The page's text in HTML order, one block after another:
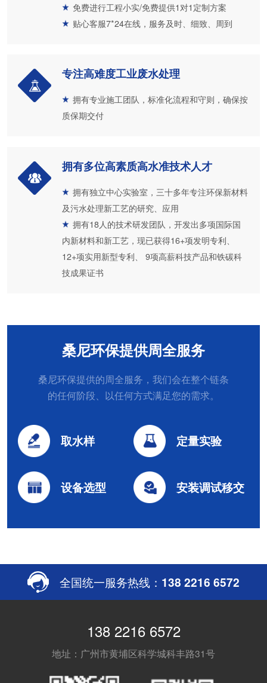
免费进行工程小实/免费提供1对1定制方案
贴心客服7*24在线，服务及时、细致、周到
专注高难度工业废水处理
拥有专业施工团队，标准化流程和守则，确保按
质保期交付
拥有多位高素质高水准技术人才
拥有独立中心实验室，三十多年专注环保新材料
及污水处理新工艺的研究、应用
拥有18人的技术研发团队，开发出多项国际国
内新材料和新工艺，现已获得16+项发明专利、
12+项实用新型专利、 9项高薪科技产品和铁碳科
技成果证书
桑尼环保提供周全服务
桑尼环保提供的周全服务，我们会在整个链条
的任何阶段、以任何方式满足您的需求。
取水样 定量实验
设备选型 安装调试移交
全国统一服务热线： 138 2216 6572
138 2216 6572
地址：广州市黄埔区科学城科丰路31号